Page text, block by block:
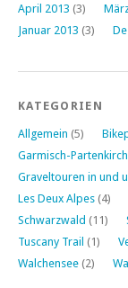
April 2013 (3)
Januar 2013 (3)
KATEGORIEN
Allgemein (5)
Garmisch-
Graveltouren in und
Les Deux Alpes (4)
Schwarzwald (11)
Tuscany Trail (1)
Walchensee (2)